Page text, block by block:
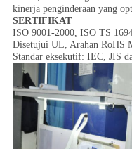
kinerja penginderaan yang
SERTIFIKAT
ISO 9001-2000, ISO TS
Disetujui UL, Arahan RoHS
Standar eksekutif: IEC, JIS